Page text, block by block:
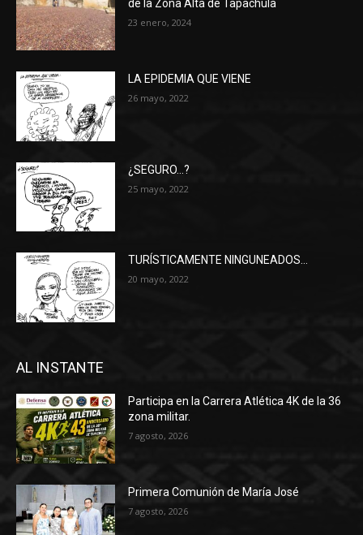
de la Zona Alta de Tapachula
23 enero, 2024
LA EPIDEMIA QUE VIENE
26 mayo, 2022
¿SEGURO…?
25 mayo, 2022
TURÍSTICAMENTE NINGUNEADOS…
20 mayo, 2022
AL INSTANTE
Participa en la Carrera Atlética 4K de la 36
zona militar.
7 agosto, 2026
Primera Comunión de María José
7 agosto, 2026